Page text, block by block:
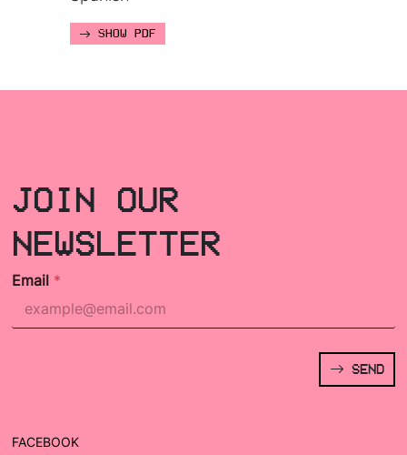
SHOW PDF
JOIN OUR
NEWSLETTER
Email *
SEND
FACEBOOK